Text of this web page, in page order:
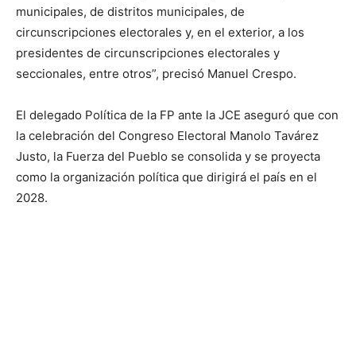
municipales, de distritos municipales, de
circunscripciones electorales y, en el exterior, a los
presidentes de circunscripciones electorales y
seccionales, entre otros”, precisó Manuel Crespo.
El delegado Política de la FP ante la JCE aseguró que con
la celebración del Congreso Electoral Manolo Tavárez
Justo, la Fuerza del Pueblo se consolida y se proyecta
como la organización política que dirigirá el país en el
2028.